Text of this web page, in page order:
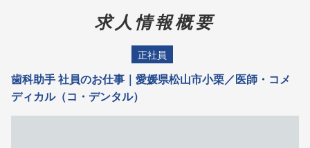
求人情報概要
正社員
歯科助手 社員のお仕事｜愛媛県松山市小栗／医師・コメ
ディカル（コ・デンタル）